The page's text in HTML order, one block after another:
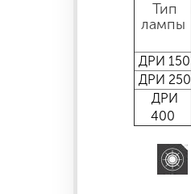
Тип
лампы
ДРИ 150
ДРИ 250
ДРИ
400